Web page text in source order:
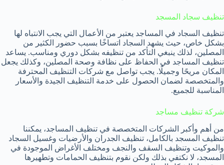
تنظيف سجاد المسجد
تنظيف السجاد في المساجد يعتبر من الأعمال التي يجب الانتباه لها
بشكل خاص، حيث يشهد السجاد اتساخًا بسبب حضور الكثير من
المصلين، لذلك ينبغي التأكد من تنظيفه بشكل دوري ومناسب. يساعد
تنظيف المساجد في الحفاظ على نظافة وصحة المصلين، وكذلك يجعل
المكان مريحًا وجميلًا. يجب تواصل مع شركات التنظيف المحترفة
والمتخصصة لضمان الحصول على خدمة التنظيف الجيدة والأسعار
المناسبة للجميع.
شركة تنظيف مساجد
من أهم وأكبر الشركات المتخصصة في تنظيف المساجد، يمكننا
تنظيف المسجد بالكامل، تنظيف الجدران والأرضيات وغسيل السجاد
والموكيت وتنظيف السقف والنجف ومختلف الأغراض الموجودة في
المسجد، لا نكتفي بذلك ولكن نقوم بتنظيف الحمامات وتطهيرها